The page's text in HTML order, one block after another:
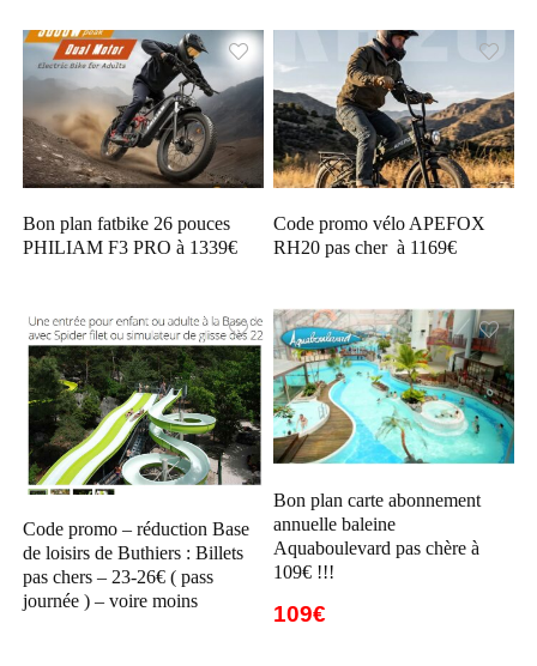
Bon plan fatbike 26 pouces
PHILIAM F3 PRO à 1339€
Code promo vélo APEFOX
RH20 pas cher à 1169€
Code promo – réduction Base
de loisirs de Buthiers : Billets
pas chers – 23-26€ ( pass
journée ) – voire moins
Bon plan carte abonnement
annuelle baleine
Aquaboulevard pas chère à
109€ !!!
109€